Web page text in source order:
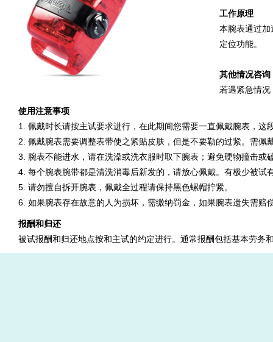
工作原理
本腕表通过
定位功能。
其他情况咨询
若遇紧急情
使用注意事项
1. 佩戴时长请按主试要求进行，在此期间您需要一直佩戴腕表，这
2. 佩戴腕表需要调整表带使之紧贴皮肤，但是不要勒的过紧。需
3. 腕表不能进水，请在洗澡或洗衣服时取下腕表；避免硬物撞击或
4. 每个腕表腕带都是清洗消毒后新发的，请放心佩戴。有极少被
5. 请勿擅自拆开腕表，佩戴全过程请保持黑色螺帽拧紧。
6. 如果腕表存在故意的人为损坏，需缴纳罚金，如果腕表遗失需赔
报酬和归还
被试报酬和归还地点按和主试的约定进行。通常报酬包括基本劳